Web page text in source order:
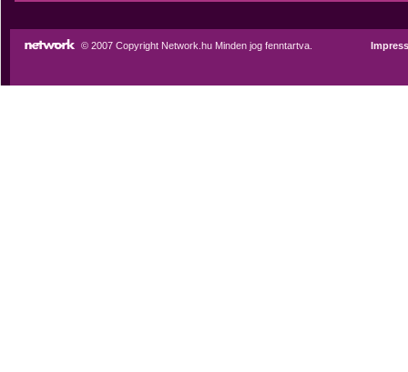
© 2007 Copyright Network.hu Minden jog fenntartva.